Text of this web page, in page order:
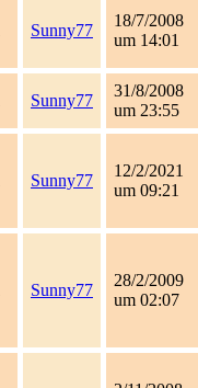
Sunny77
18/7/2008
um 14:01
Sunny77
31/8/2008
um 23:55
Sunny77
12/2/2021
um 09:21
Sunny77
28/2/2009
um 02:07